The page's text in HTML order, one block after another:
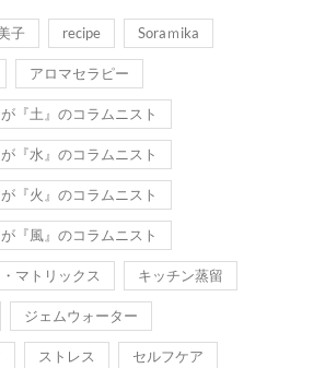
子 recipe Soraｍika
アロマセラピー
『土』のコラムニスト
『水』のコラムニスト
『火』のコラムニスト
『風』のコラムニスト
マトリックス キッチン蒸留
ジェムウォーター
ストレス セルフケア